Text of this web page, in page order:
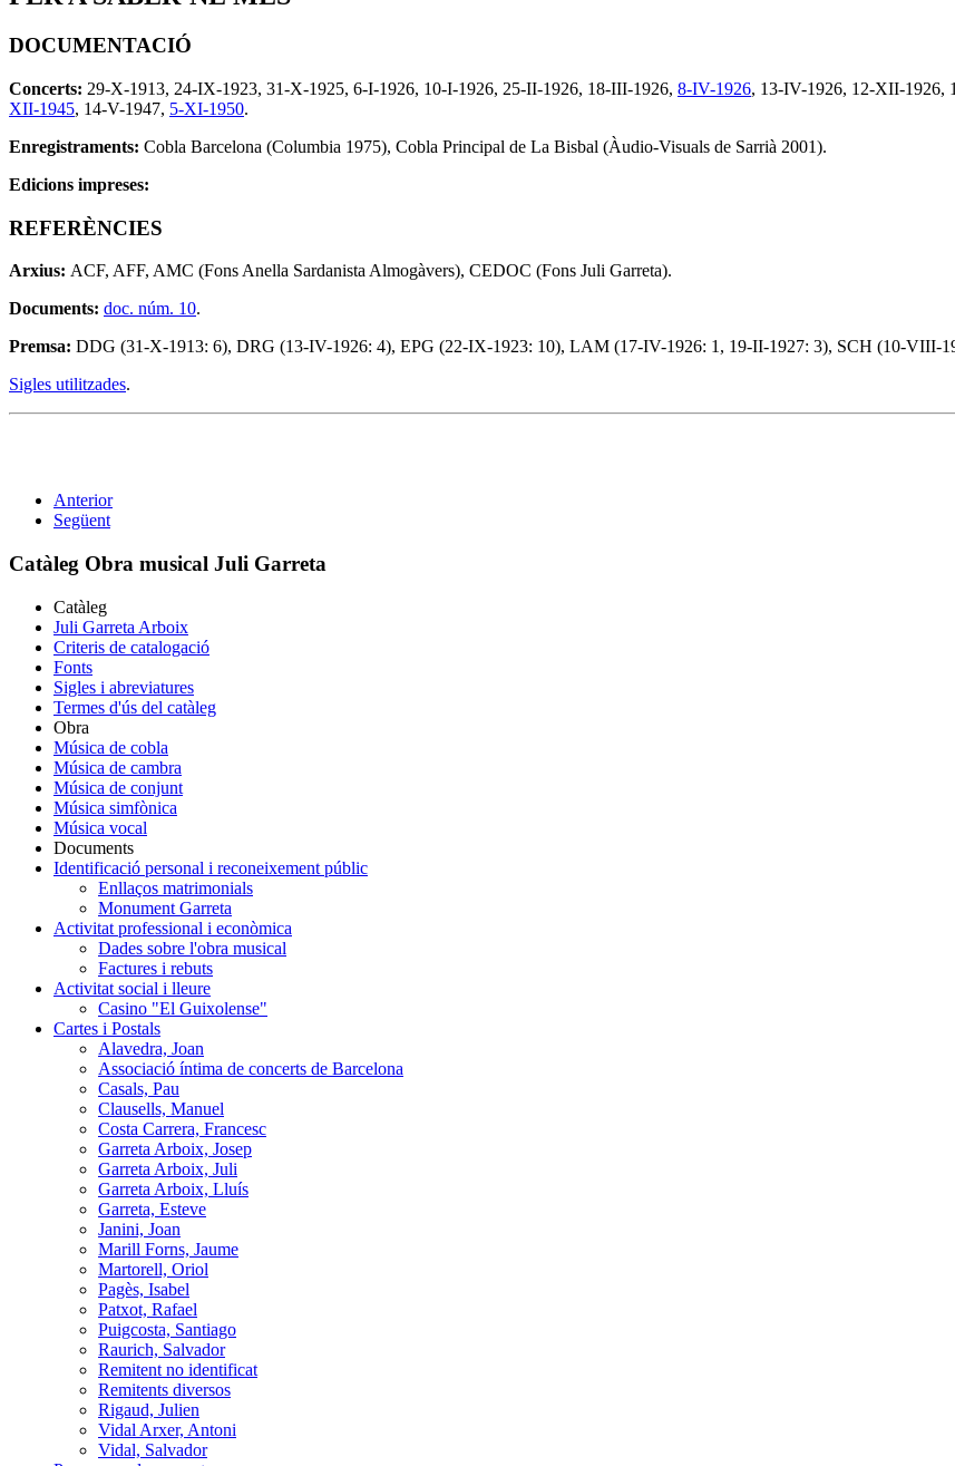
DOCUMENTACIÓ
Concerts: 29-X-1913, 24-IX-1923, 31-X-1925, 6-I-1926, 10-I-1926, 25-II-1926, 18-III-1926, 8-IV-1926, 13-IV-1926, 12-XII-1926,
XII-1945, 14-V-1947, 5-XI-1950.
Enregistraments: Cobla Barcelona (Columbia 1975), Cobla Principal de La Bisbal (Àudio-Visuals de Sarrià 2001).
Edicions impreses:
REFERÈNCIES
Arxius: ACF, AFF, AMC (Fons Anella Sardanista Almogàvers), CEDOC (Fons Juli Garreta).
Documents: doc. núm. 10.
Premsa: DDG (31-X-1913: 6), DRG (13-IV-1926: 4), EPG (22-IX-1923: 10), LAM (17-IV-1926: 1, 19-II-1927: 3), SCH (10-VIII-
Sigles utilitzades.
Anterior
Següent
Catàleg Obra musical Juli Garreta
Catàleg
Juli Garreta Arboix
Criteris de catalogació
Fonts
Sigles i abreviatures
Termes d'ús del catàleg
Obra
Música de cobla
Música de cambra
Música de conjunt
Música simfònica
Música vocal
Documents
Identificació personal i reconeixement públic
Enllaços matrimonials
Monument Garreta
Activitat professional i econòmica
Dades sobre l'obra musical
Factures i rebuts
Activitat social i lleure
Casino "El Guixolense"
Cartes i Postals
Alavedra, Joan
Associació íntima de concerts de Barcelona
Casals, Pau
Clausells, Manuel
Costa Carrera, Francesc
Garreta Arboix, Josep
Garreta Arboix, Juli
Garreta Arboix, Lluís
Garreta, Esteve
Janini, Joan
Marill Forns, Jaume
Martorell, Oriol
Pagès, Isabel
Patxot, Rafael
Puigcosta, Santiago
Raurich, Salvador
Remitent no identificat
Remitents diversos
Rigaud, Julien
Vidal Arxer, Antoni
Vidal, Salvador